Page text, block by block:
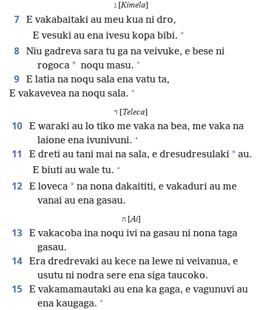
ג [Kimela]
7
E vakabaitaki au meu kua ni dro,
E vesuki au ena ivesu kopa bibi. +
8
Niu gadreva sara tu ga na veivuke, e bese ni
rogoca * noqu masu. +
9
E latia na noqu sala ena vatu ta,
E vakavevea na noqu sala. +
Teleca
10
E waraki au lo tiko me vaka na bea, me vaka na
laione ena ivunivuni. +
11 E dreti au tani mai na sala, e dresudresulaki * au.
E biuti au wale tu. +
12 E loveca * na nona dakaititi, e vakaduri au me
vanai au ena gasau.
ה [Ai]
13
E vakacoba ina noqu ivi na gasau ni nona taga
gasau.
14
Era dredrevaki au kece na lewe ni veivanua, e
usutu ni nodra sere ena siga taucoko.
15
E vakamamautaki au ena ka gaga, e vagunuvi au
ena kaugaga. +